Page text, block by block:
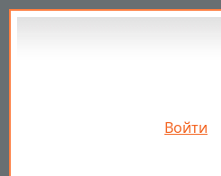
Перейти к основному
Войти